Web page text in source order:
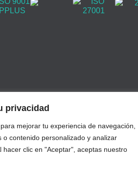
privacidad
mejorar tu experiencia de navegación,
o contenido personalizado y analizar
hacer clic en "Aceptar", aceptas nuestro